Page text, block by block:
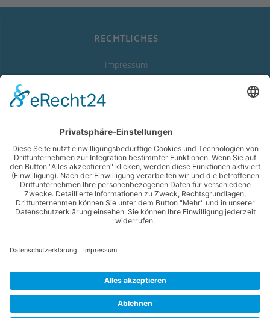
RECHTLICHES
Impressum
Erklärung zur Barrierefreiheit
LINKS
Abwasserverband
Starnberger See
Wassergewinnung Vierseenland
Gemeinde Pöcking